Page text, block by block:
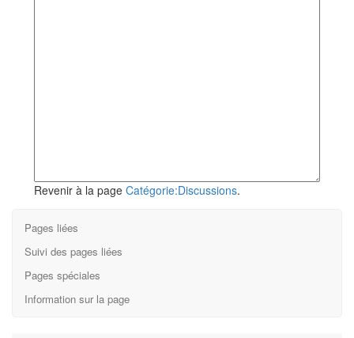
Revenir à la page Catégorie:Discussions.
Pages liées
Suivi des pages liées
Pages spéciales
Information sur la page